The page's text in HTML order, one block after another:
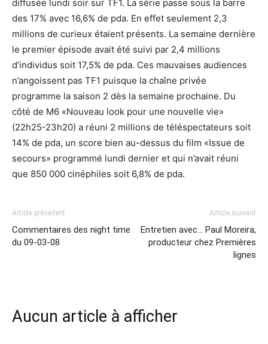
diffusée lundi soir sur TF1. La série passe sous la barre
des 17% avec 16,6% de pda. En effet seulement 2,3
millions de curieux étaient présents. La semaine dernière
le premier épisode avait été suivi par 2,4 millions
d’individus soit 17,5% de pda. Ces mauvaises audiences
n’angoissent pas TF1 puisque la chaîne privée
programme la saison 2 dès la semaine prochaine. Du
côté de M6 «Nouveau look pour une nouvelle vie»
(22h25-23h20) a réuni 2 millions de téléspectateurs soit
14% de pda, un score bien au-dessus du film «Issue de
secours» programmé lundi dernier et qui n’avait réuni
que 850 000 cinéphiles soit 6,8% de pda.
Article précédent
Commentaires des night time
du 09-03-08
Article suivant
Entretien avec… Paul Moreira,
producteur chez Premières
lignes
Aucun article à afficher